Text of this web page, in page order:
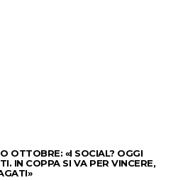
OTTOBRE: «I SOCIAL? OGGI
IN COPPA SI VA PER VINCERE,